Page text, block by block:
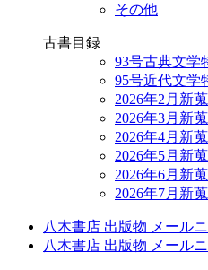
その他
古書目録
93号古典文学
95号近代文学
2026年2月新
2026年3月新
2026年4月新
2026年5月新
2026年6月新
2026年7月新
八木書店 出版物 メール
八木書店 出版物 メール